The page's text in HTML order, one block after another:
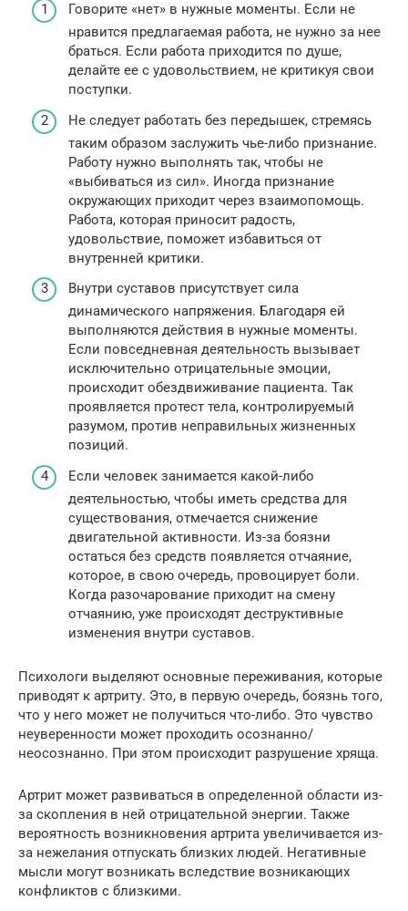
Говорите «нет» в нужные моменты. Если не
нравится предлагаемая работа, не нужно за нее
браться. Если работа приходится по душе,
делайте ее с удовольствием, не критикуя свои
поступки.
Не следует работать без передышек, стремясь
таким образом заслужить чье-либо признание.
Работу нужно выполнять так, чтобы не
«выбиваться из сил». Иногда признание
окружающих приходит через взаимопомощь.
Работа, которая приносит радость,
удовольствие, поможет избавиться от
внутренней критики.
Внутри суставов присутствует сила
динамического напряжения. Благодаря ей
выполняются действия в нужные моменты.
Если повседневная деятельность вызывает
исключительно отрицательные эмоции,
происходит обездвиживание пациента. Так
проявляется протест тела, контролируемый
разумом, против неправильных жизненных
позиций.
Если человек занимается какой-либо
деятельностью, чтобы иметь средства для
существования, отмечается снижение
двигательной активности. Из-за боязни
остаться без средств появляется отчаяние,
которое, в свою очередь, провоцирует боли.
Когда разочарование приходит на смену
отчаянию, уже происходят деструктивные
изменения внутри суставов.
Психологи выделяют основные переживания, которые
приводят к артриту. Это, в первую очередь, боязнь того,
что у него может не получиться что-либо. Это чувство
неуверенности может проходить осознанно/
неосознанно. При этом происходит разрушение хряща.
Артрит может развиваться в определенной области из-
за скопления в ней отрицательной энергии. Также
вероятность возникновения артрита увеличивается из-
за нежелания отпускать близких людей. Негативные
мысли могут возникать вследствие возникающих
конфликтов с близкими.